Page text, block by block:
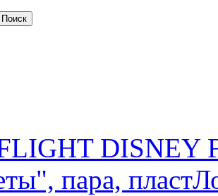
DISNEY
пара, пласт